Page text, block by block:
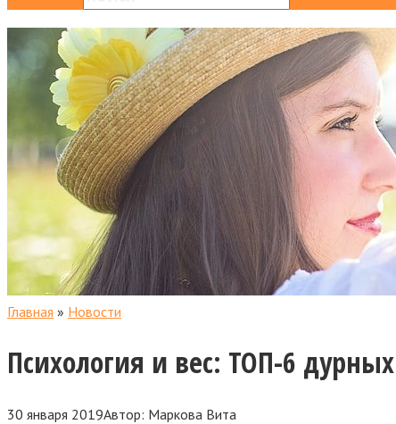
Главная » Новости
Психология и вес: ТОП-6
30 января 2019Автор: Маркова Вита